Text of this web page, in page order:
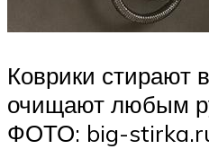
Коврики стирают
очищают любым
ФОТО: big-